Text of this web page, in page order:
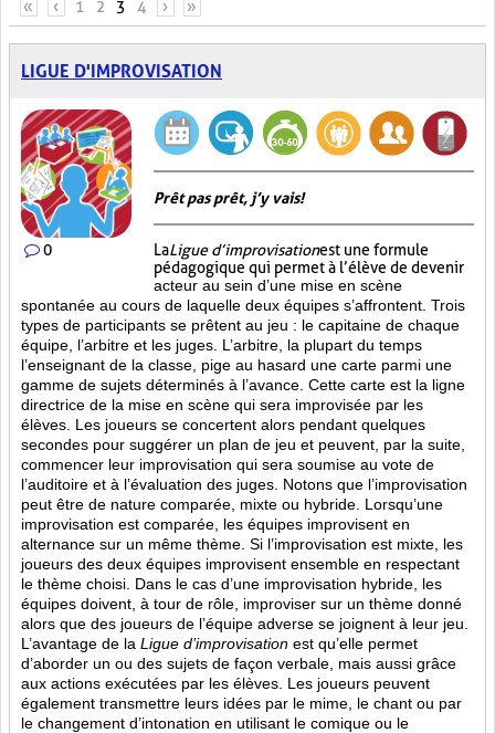
« ‹ 1 2 3 4 › »
LIGUE D'IMPROVISATION
0
Prêt pas prêt, j’y vais!
LaLigue d’improvisationest une formule
pédagogique qui permet à l’élève de devenir
acteur au sein d’une mise en scène
spontanée au cours de laquelle deux équipes s’affrontent. Trois
types de participants se prêtent au jeu : le capitaine de chaque
équipe, l’arbitre et les juges. L’arbitre, la plupart du temps
l’enseignant de la classe, pige au hasard une carte parmi une
gamme de sujets déterminés à l’avance. Cette carte est la ligne
directrice de la mise en scène qui sera improvisée par les
élèves. Les joueurs se concertent alors pendant quelques
secondes pour suggérer un plan de jeu et peuvent, par la suite,
commencer leur improvisation qui sera soumise au vote de
l’auditoire et à l’évaluation des juges. Notons que l’improvisation
peut être de nature comparée, mixte ou hybride. Lorsqu’une
improvisation est comparée, les équipes improvisent en
alternance sur un même thème. Si l’improvisation est mixte, les
joueurs des deux équipes improvisent ensemble en respectant
le thème choisi. Dans le cas d’une improvisation hybride, les
équipes doivent, à tour de rôle, improviser sur un thème donné
alors que des joueurs de l’équipe adverse se joignent à leur jeu.
L’avantage de la Ligue d’improvisation est qu’elle permet
d’aborder un ou des sujets de façon verbale, mais aussi grâce
aux actions exécutées par les élèves. Les joueurs peuvent
également transmettre leurs idées par le mime, le chant ou par
le changement d’intonation en utilisant le comique ou le